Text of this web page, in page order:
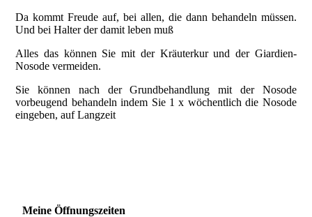
Da kommt Freude auf, bei allen, die dann behandeln müssen.
Und bei Halter der damit leben muß
Alles das können Sie mit der Kräuterkur und der Giardien-
Nosode vermeiden.
Sie können nach der Grundbehandlung mit der Nosode
vorbeugend behandeln indem Sie 1 x wöchentlich die Nosode
eingeben, auf Langzeit
Meine Öffnungszeiten